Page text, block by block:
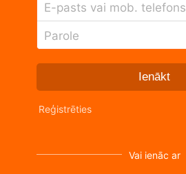
E-pasts vai mob. telefons
Parole
Ienākt
Reģistrēties
Vai ienāc ar